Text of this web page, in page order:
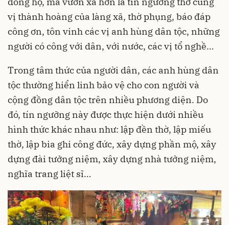
vị thành hoàng của làng xã, thờ phụng, báo đáp
công ơn, tôn vinh các vị anh hùng dân tộc, những
người có công với dân, với nước, các vị tổ nghề…
Trong tâm thức của người dân, các anh hùng dân
tộc thường hiển linh bảo vệ cho con người và
cộng đồng dân tộc trên nhiều phương diện. Do
đó, tín ngưỡng này được thực hiện dưới nhiều
hình thức khác nhau như: lập đền thờ, lập miếu
thờ, lập bia ghi công đức, xây dựng phần mộ, xây
dựng đài tưởng niệm, xây dựng nhà tưởng niệm,
nghĩa trang liệt sĩ…